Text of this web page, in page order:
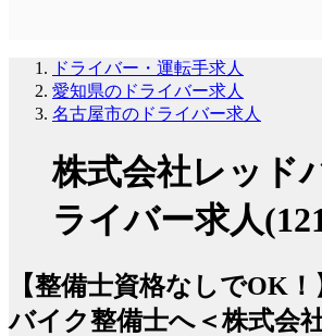
ドライバー・運転手求人
愛知県のドライバー求人
名古屋市のドライバー求人
株式会社レッド
ライバー求人
【整備士資格なしでOK
バイク整備士へ＜株式会